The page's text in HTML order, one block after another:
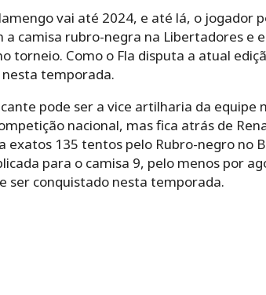
vai até 2024, e até lá, o jogador
a camisa rubro-negra na Libertadores e
torneio. Como o Fla disputa a atual
temporada.
pode ser a vice artilharia da equipe
nacional, mas fica atrás de
exatos 135 tentos pelo Rubro-negro no
para o camisa 9, pelo menos por
ser conquistado nesta temporada.